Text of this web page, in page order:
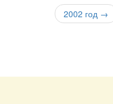
2002 год →